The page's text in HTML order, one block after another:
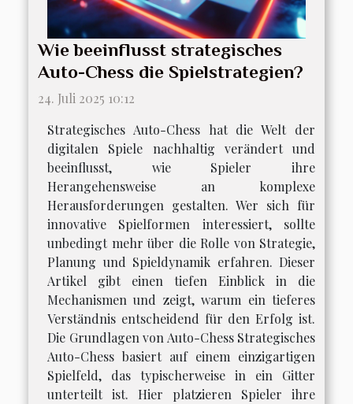
Wie beeinflusst strategisches
Auto-Chess die Spielstrategien?
24. Juli 2025 10:12
Strategisches Auto-Chess hat die Welt der
digitalen Spiele nachhaltig verändert und
beeinflusst, wie Spieler ihre
Herangehensweise an komplexe
Herausforderungen gestalten. Wer sich für
innovative Spielformen interessiert, sollte
unbedingt mehr über die Rolle von Strategie,
Planung und Spieldynamik erfahren. Dieser
Artikel gibt einen tiefen Einblick in die
Mechanismen und zeigt, warum ein tieferes
Verständnis entscheidend für den Erfolg ist.
Die Grundlagen von Auto-Chess Strategisches
Auto-Chess basiert auf einem einzigartigen
Spielfeld, das typischerweise in ein Gitter
unterteilt ist. Hier platzieren Spieler ihre